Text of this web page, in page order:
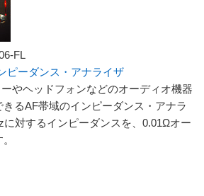
FL
ピーダンス・アナライザ
やヘッドフォンなどのオーディオ機器
るAF帯域のインピーダンス・アナラ
に対するインピーダンスを、0.01Ωオー